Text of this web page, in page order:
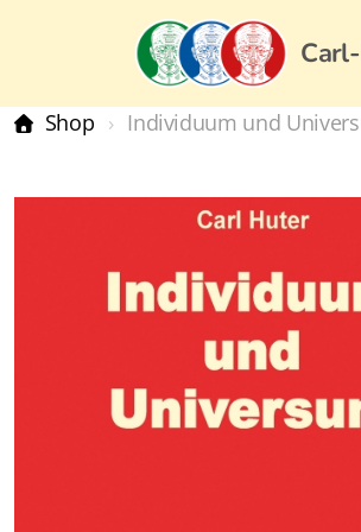
Shop Individuum und
Carl-Huter-Akademie